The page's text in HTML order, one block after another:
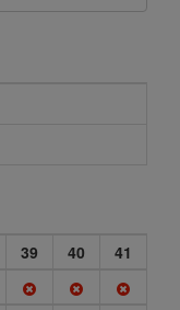
39 40
41